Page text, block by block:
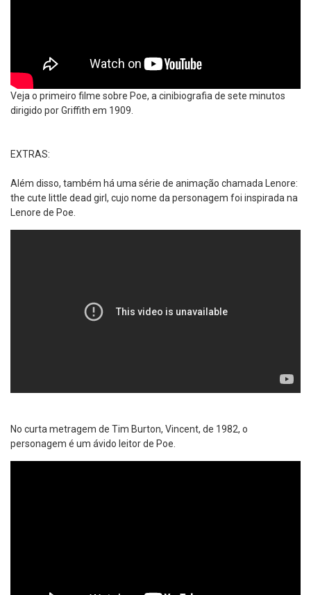
Veja o primeiro filme sobre Poe, a cinibiografia de sete minutos
dirigido por Griffith em 1909.
EXTRAS:
Além disso, também há uma série de animação chamada Lenore:
the cute little dead girl, cujo nome da personagem foi inspirada na
Lenore de Poe.
No curta metragem de Tim Burton, Vincent, de 1982, o
personagem é um ávido leitor de Poe.